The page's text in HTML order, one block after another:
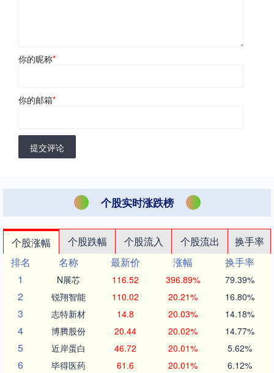
你的昵称*
你的邮箱*
提交评论
个股实时涨跌榜
个股涨幅 个股跌幅 个股流入 个股流出
换手率
排名
名称 最新价 涨幅
换手率
1
N展芯 116.52 396.89% 79.39%
2 锐翔智能 110.02 20.21% 16.80%
3 志特新材 14.8 20.03% 14.18%
4 博腾股份 20.44 20.02% 14.77%
5 近岸蛋白 46.72 20.01% 5.62%
6 毕得医药 61.6 20.01% 6.12%